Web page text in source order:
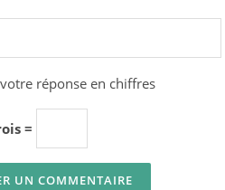
réponse en chiffres
=